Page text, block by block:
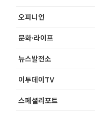
오피니언
문화·라이프
뉴스발전소
이투데이TV
스페셜리포트